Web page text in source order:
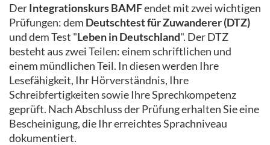
DerIntegrationskurs BAMFendet mit zwei wichtigen
Prüfungen: dem Deutschtest für Zuwanderer (DTZ)
und dem Test "Leben in Deutschland". Der DTZ
besteht aus zwei Teilen: einem schriftlichen und
einem mündlichen Teil. In diesen werden Ihre
Lesefähigkeit, Ihr Hörverständnis, Ihre
Schreibfertigkeiten sowie Ihre Sprechkompetenz
geprüft. Nach Abschluss der Prüfung erhalten Sie eine
Bescheinigung, die Ihr erreichtes Sprachniveau
dokumentiert.